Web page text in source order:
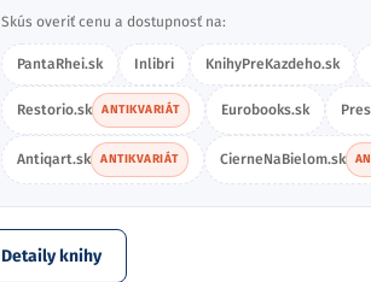
Skús overiť cenu a dostupnosť na:
PantaRhei.sk Inlibri KnihyPreKazdeho.sk
Restorio.sk ANTIKVARIÁT Eurobooks.sk
Antiqart.sk ANTIKVARIÁT CierneNaBielom.sk
Detaily knihy